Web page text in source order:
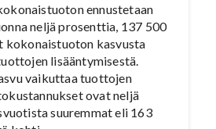
ennustetaan
neljä prosenttia, 137 500
kokonaistuoton kasvusta
lisääntymisestä.
vaikuttaa tuottojen
ovat neljä
suuremmat eli 163